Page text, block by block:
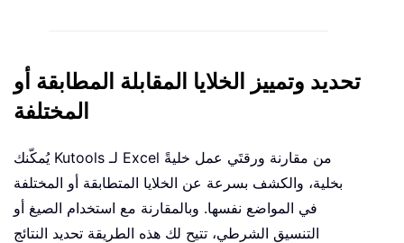
تحديد وتمييز الخلايا المقابلة المطابقة أو
المختلفة
يُمكّنك Kutools لـ Excel من مقارنة ورقتَي عمل خليةً
بخلية، والكشف بسرعة عن الخلايا المتطابقة أو المختلفة
في المواضع نفسها. وبالمقارنة مع استخدام الصيغ أو
التنسيق الشرطي، تتيح لك هذه الطريقة تحديد النتائج